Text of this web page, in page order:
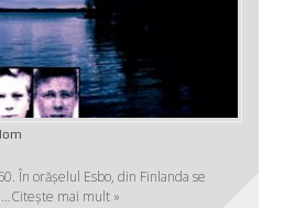
În orășelul Esbo, din Finlanda se
Citește mai mult »